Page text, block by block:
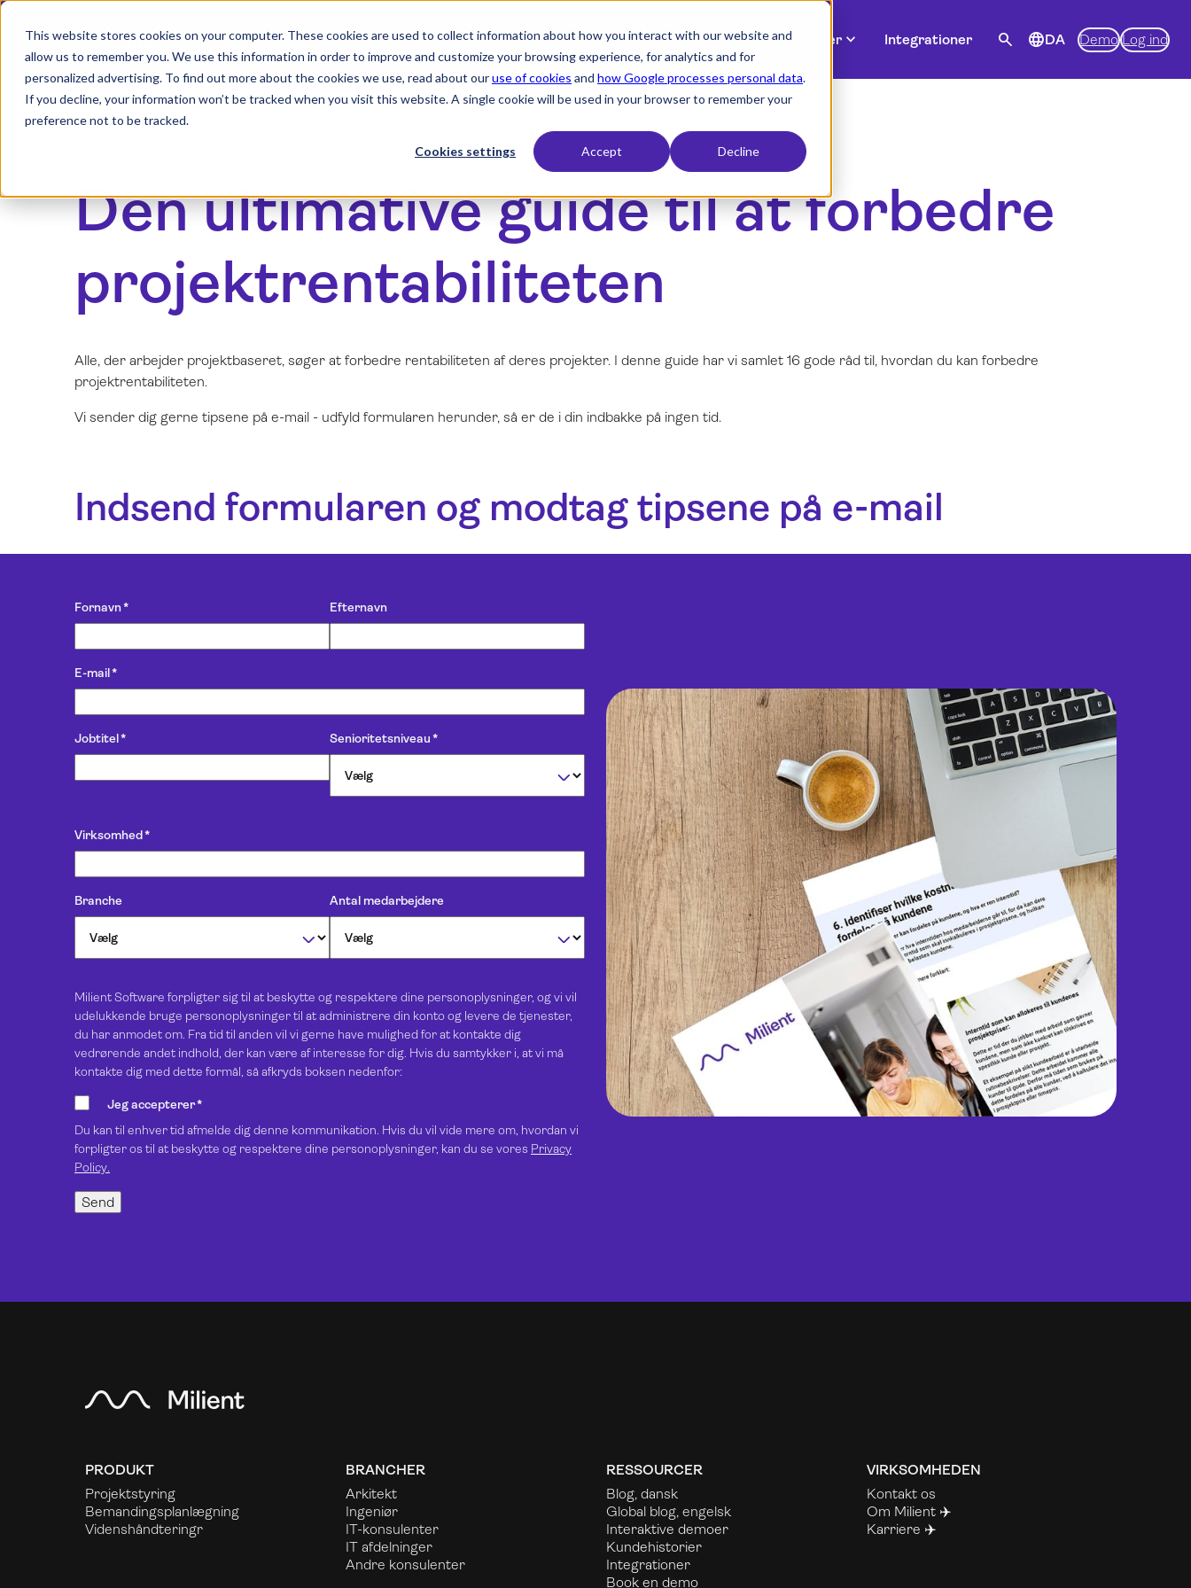
This website stores cookies on your computer. These cookies are used to collect information about how you interact with our website and
allow us to remember you. We use this information in order to improve and customize your browsing experience, for analytics and for
personalized advertising. To find out more about the cookies we use, read about ouruse of cookies and how Google processes personal data.
If you decline, your information won’t be tracked when you visit this website. A single cookie will be used in your browser to remember your
preference not to be tracked.
Cookies settings Accept Decline
Produktexpand_more Brancherexpand_more Ressourcerexpand_more Priser expand_more Integrationer search languageDA Demo Log ind
Den ultimative guide til at forbedre
projektrentabiliteten
Alle, der arbejder projektbaseret, søger at forbedre rentabiliteten af deres projekter. I denne guide har vi samlet 16 gode råd til, hvordan du kan forbedre
projektrentabiliteten.
Vi sender dig gerne tipsene på e-mail - udfyld formularen herunder, så er de i din indbakke på ingen tid.
Indsend formularen og modtag tipsene på e-mail
Fornavn* Efternavn
E-mail*
Jobtitel* Senioritetsniveau*
Virksomhed*
Branche Antal medarbejdere
Milient Software forpligter sig til at beskytte og respektere dine personoplysninger, og vi vil
udelukkende bruge personoplysninger til at administrere din konto og levere de tjenester,
du har anmodet om. Fra tid til anden vil vi gerne have mulighed for at kontakte dig
vedrørende andet indhold, der kan være af interesse for dig. Hvis du samtykker i, at vi må
kontakte dig med dette formål, så afkryds boksen nedenfor:
Jeg accepterer*
Du kan til enhver tid afmelde dig denne kommunikation. Hvis du vil vide mere om, hvordan vi
forpligter os til at beskytte og respektere dine personoplysninger, kan du se vores Privacy
Policy.
PRODUKT
Projektstyring
Bemandingsplanlægning
Videnshåndteringr
BRANCHER
Arkitekt
Ingeniør
IT-konsulenter
IT afdelninger
Andre konsulenter
RESSOURCER
Blog, dansk
Global blog, engelsk
Interaktive demoer
Kundehistorier
Integrationer
Book en demo
VIRKSOMHEDEN
Kontakt os
Om Milient ✈️
Karriere ✈️